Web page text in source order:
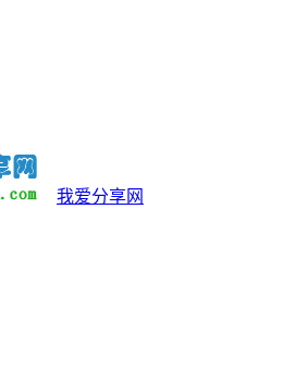
我爱分享网